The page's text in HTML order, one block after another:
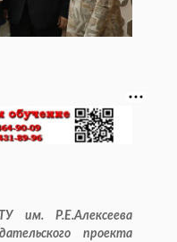
им. Р.Е.Алексеева
проекта